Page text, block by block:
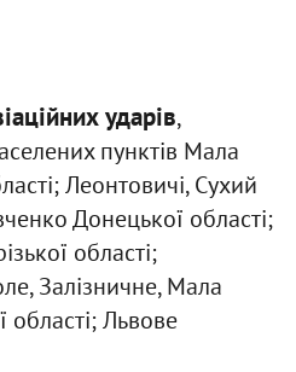
ударів,
пунктів Мала
Леонтовичі, Сухий
Донецької області;
області;
Залізничне, Мала
області; Львове